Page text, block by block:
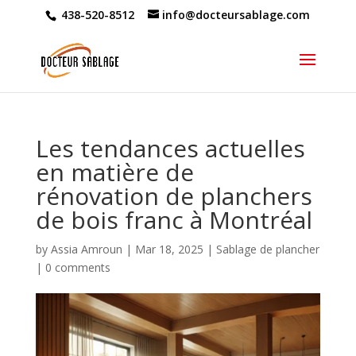
438-520-8512 info@docteursablage.com
Les tendances actuelles
en matière de
rénovation de planchers
de bois franc à Montréal
by Assia Amroun | Mar 18, 2025 | Sablage de plancher
| 0 comments